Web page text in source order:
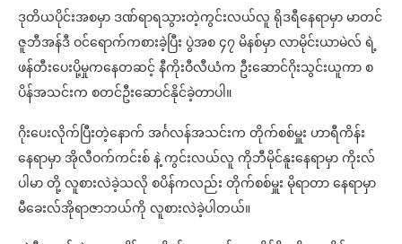
ဒုတိယပိုင်းအစမှာ ဒဏ်ရာရသွားတဲ့ကွင်းလယ်လူ ရိုဒရီနေရာမှာ မာတင်
ဇူဘီအန်ဒီ ဝင်ရောက်ကစားခဲ့ပြီး ပွဲအစ ၄၇ မိနစ်မှာ လာမိုင်းယာမဲလ် ရဲ့
ဖန်တီးပေးပို့မှုကနေတဆင့် နီကိုးဝီလီယံက ဦးဆောင်ဂိုးသွင်းယူကာ စ
ပိန်အသင်းက စတင်ဦးဆောင်နိုင်ခဲ့တာပါ။
ဂိုးပေးလိုက်ပြီးတဲ့နောက် အင်္ဂလန်အသင်းက တိုက်စစ်မှူး ဟာရီကိန်း
နေရာမှာ အိုလီဝက်ကင်းစ် နဲ့ ကွင်းလယ်လူ ကိုဘီမိုင်နူးနေရာမှာ ကိုးလ်
ပါမာ တို့ လူစားလဲခဲ့သလို စပိန်ကလည်း တိုက်စစ်မှူး မိုရာတာ နေရာမှာ
မီခေးလ်အိုရာဇာဘယ်ကို လူစားလဲခဲ့ပါတယ်။